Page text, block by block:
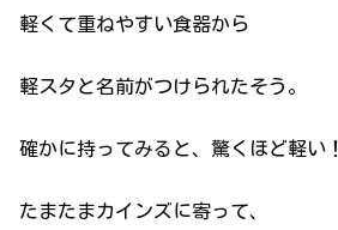
軽くて重ねやすい食器から
軽スタと名前がつけられたそう。
確かに持ってみると、驚くほど軽い！
たまたまカインズに寄って、